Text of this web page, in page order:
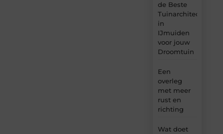
de Beste
Tuinarchitect
in
IJmuiden
voor jouw
Droomtuin
Een
overleg
met meer
rust en
richting
Wat doet